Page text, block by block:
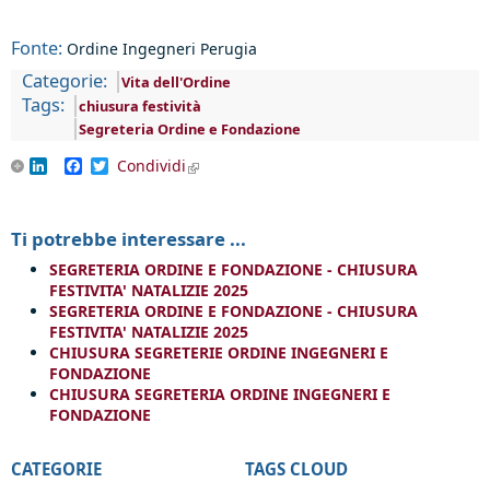
Fonte: Ordine Ingegneri Perugia
Categorie: Vita dell'Ordine
Tags:
chiusura festività
Segreteria Ordine e Fondazione
LinkedInFacebook
Twitter
Condividi(link is external)
Ti potrebbe interessare ...
SEGRETERIA ORDINE E FONDAZIONE - CHIUSURA
FESTIVITA' NATALIZIE 2025
SEGRETERIA ORDINE E FONDAZIONE - CHIUSURA
FESTIVITA' NATALIZIE 2025
CHIUSURA SEGRETERIE ORDINE INGEGNERI E
FONDAZIONE
CHIUSURA SEGRETERIA ORDINE INGEGNERI E
FONDAZIONE
CATEGORIE TAGS CLOUD